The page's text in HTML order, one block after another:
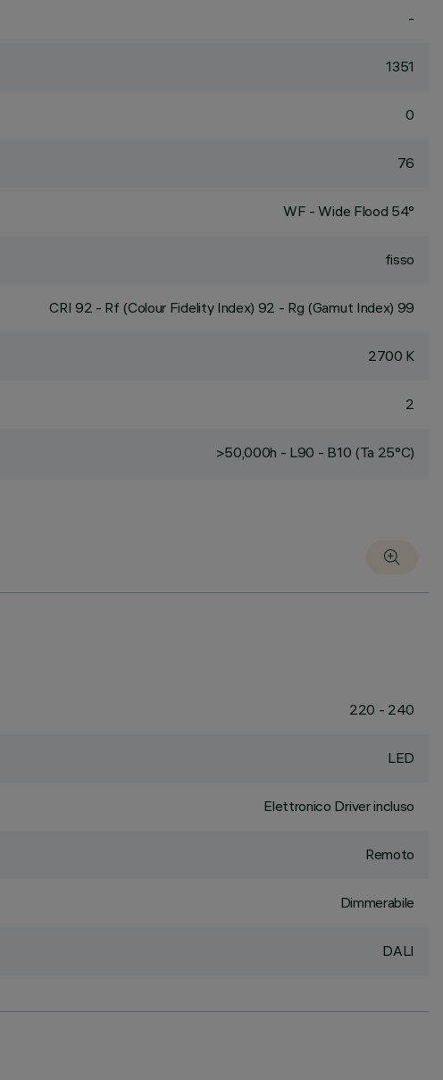
-
1351
0
76
WF - Wide Flood 54°
fisso
CRI 92 - Rf (Colour Fidelity Index) 92 - Rg (Gamut Index) 99
2700 K
2
>50,000h - L90 - B10 (Ta 25°C)
220 - 240
LED
Elettronico Driver incluso
Remoto
Dimmerabile
DALI